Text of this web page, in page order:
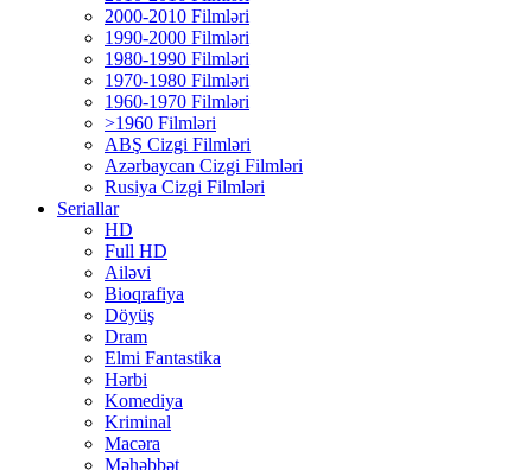
2000-2010 Filmləri
1990-2000 Filmləri
1980-1990 Filmləri
1970-1980 Filmləri
1960-1970 Filmləri
>1960 Filmləri
ABŞ Cizgi Filmləri
Azərbaycan Cizgi Filmləri
Rusiya Cizgi Filmləri
Seriallar
HD
Full HD
Ailəvi
Bioqrafiya
Döyüş
Dram
Elmi Fantastika
Hərbi
Komediya
Kriminal
Macəra
Məhəbbət